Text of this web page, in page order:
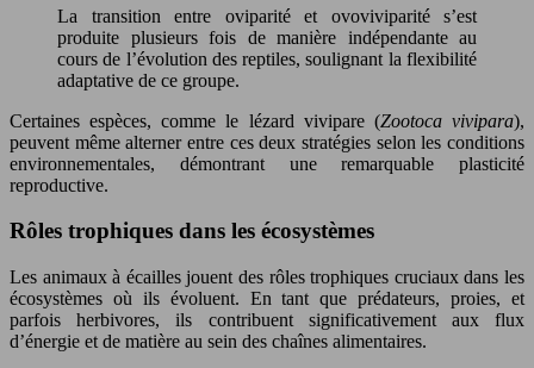
La transition entre oviparité et ovoviviparité s’est
produite plusieurs fois de manière indépendante au
cours de l’évolution des reptiles, soulignant la flexibilité
adaptative de ce groupe.
Certaines espèces, comme le lézard vivipare (Zootoca vivipara),
peuvent même alterner entre ces deux stratégies selon les conditions
environnementales, démontrant une remarquable plasticité
reproductive.
Rôles trophiques dans les écosystèmes
Les animaux à écailles jouent des rôles trophiques cruciaux dans les
écosystèmes où ils évoluent. En tant que prédateurs, proies, et
parfois herbivores, ils contribuent significativement aux flux
d’énergie et de matière au sein des chaînes alimentaires.